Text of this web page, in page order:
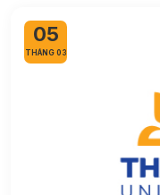
05
THÁNG 03